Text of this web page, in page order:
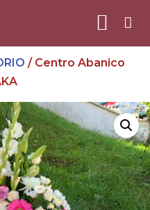
/ Centro Abanico